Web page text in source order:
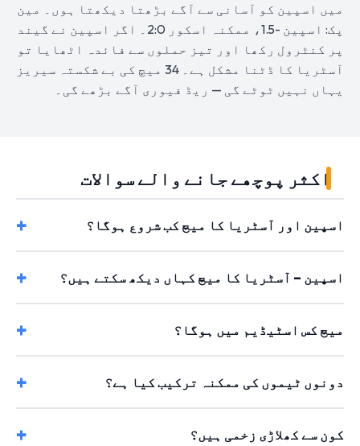
میں اسپین کو آسانی سے آگے بڑھتا دیکھتا ہوں۔ مین
پک: اسپین -1.5، ممکنہ اسکور 2:0۔ اگر اسپین نے گیند
پر کنٹرول رکھا اور تیز حملوں سے فائدہ اٹھایا تو
آسٹریا کا ڈٹنا مشکل ہے۔ 34 میچ کی بے شکستہ سیریز
یہاں نہیں ٹوٹے گی — ریڈ فیوری آگے بڑھے گی۔
اکثر پوچھے جانے والے سوالات
اسپین اور آسٹریا کا میچ کب شروع ہوگا؟
اسپین – آسٹریا کا میچ کہاں دیکھ سکتے ہیں؟
میچ کس اسٹیڈیم میں ہوگا؟
دونوں ٹیموں کی ممکنہ ترکیب کیا ہے؟
کون سے کھلاڑی زخمی ہیں؟